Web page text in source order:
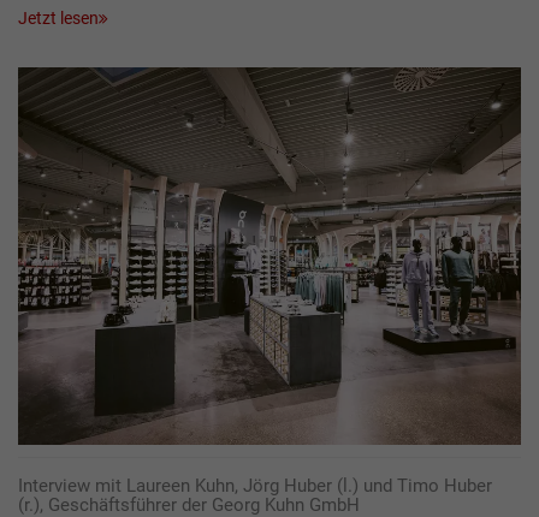
Jetzt lesen
Interview mit Laureen Kuhn, Jörg Huber (l.) und Timo Huber
(r.), Geschäftsführer der Georg Kuhn GmbH